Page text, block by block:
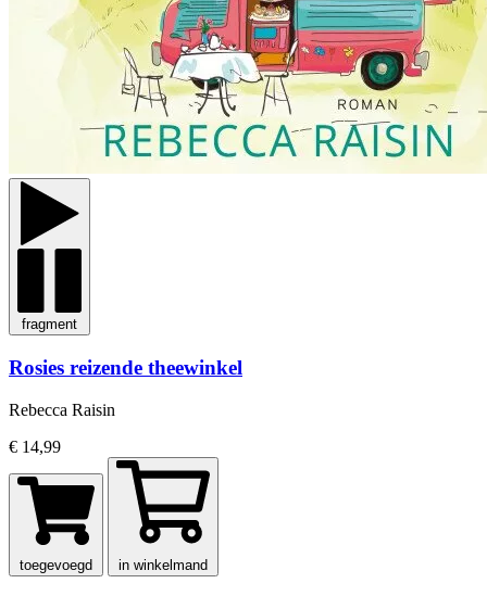
fragment
Rosies reizende theewinkel
Rebecca Raisin
€ 14,99
toegevoegd in winkelmand